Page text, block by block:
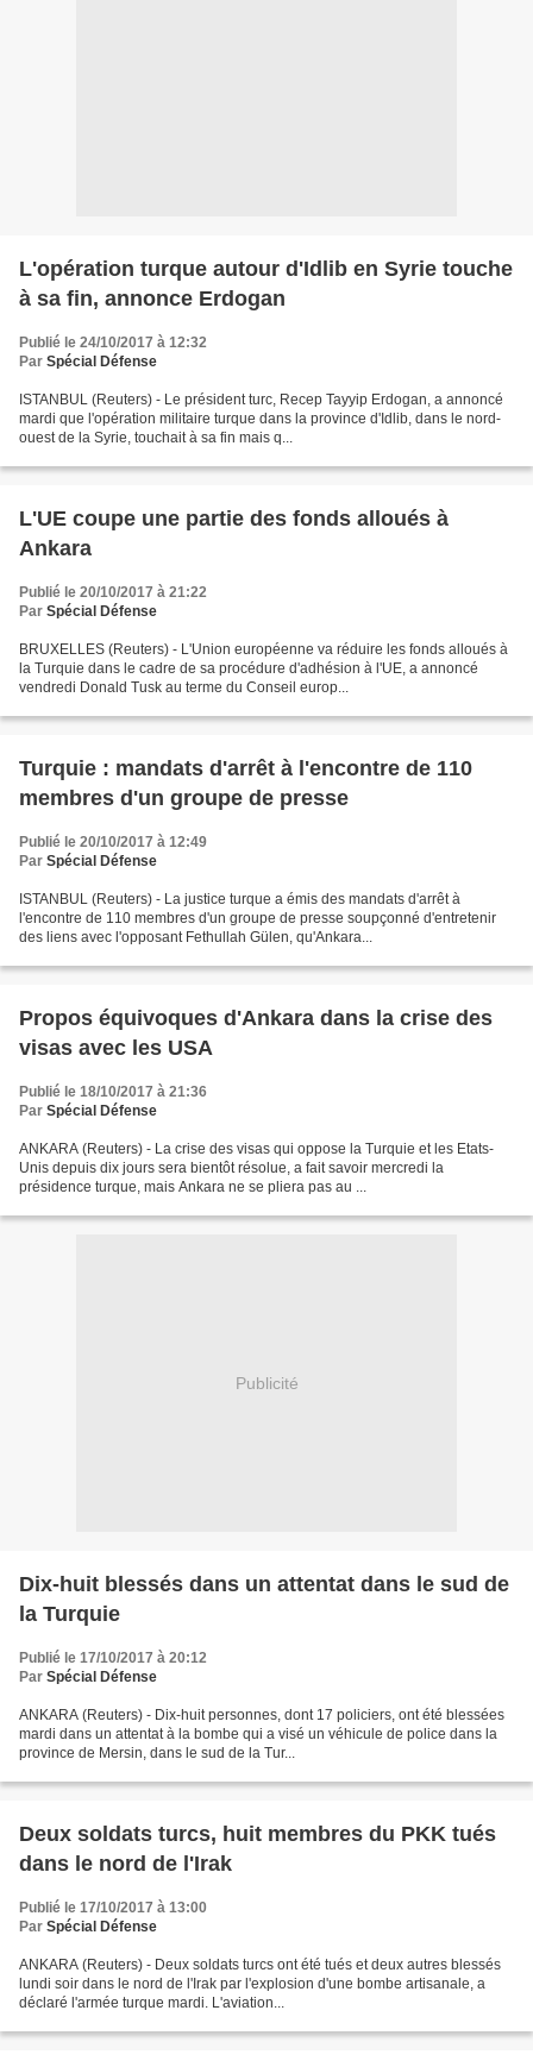
L'opération turque autour d'Idlib en Syrie touche
à sa fin, annonce Erdogan
Publié le 24/10/2017 à 12:32
Par Spécial Défense
ISTANBUL (Reuters) - Le président turc, Recep Tayyip Erdogan, a annoncé
mardi que l'opération militaire turque dans la province d'Idlib, dans le nord-
ouest de la Syrie, touchait à sa fin mais q...
L'UE coupe une partie des fonds alloués à
Ankara
Publié le 20/10/2017 à 21:22
Par Spécial Défense
BRUXELLES (Reuters) - L'Union européenne va réduire les fonds alloués à
la Turquie dans le cadre de sa procédure d'adhésion à l'UE, a annoncé
vendredi Donald Tusk au terme du Conseil europ...
Turquie : mandats d'arrêt à l'encontre de 110
membres d'un groupe de presse
Publié le 20/10/2017 à 12:49
Par Spécial Défense
ISTANBUL (Reuters) - La justice turque a émis des mandats d'arrêt à
l'encontre de 110 membres d'un groupe de presse soupçonné d'entretenir
des liens avec l'opposant Fethullah Gülen, qu'Ankara...
Propos équivoques d'Ankara dans la crise des
visas avec les USA
Publié le 18/10/2017 à 21:36
Par Spécial Défense
ANKARA (Reuters) - La crise des visas qui oppose la Turquie et les Etats-
Unis depuis dix jours sera bientôt résolue, a fait savoir mercredi la
présidence turque, mais Ankara ne se pliera pas au ...
Publicité
Dix-huit blessés dans un attentat dans le sud de
la Turquie
Publié le 17/10/2017 à 20:12
Par Spécial Défense
ANKARA (Reuters) - Dix-huit personnes, dont 17 policiers, ont été blessées
mardi dans un attentat à la bombe qui a visé un véhicule de police dans la
province de Mersin, dans le sud de la Tur...
Deux soldats turcs, huit membres du PKK tués
dans le nord de l'Irak
Publié le 17/10/2017 à 13:00
Par Spécial Défense
ANKARA (Reuters) - Deux soldats turcs ont été tués et deux autres blessés
lundi soir dans le nord de l'Irak par l'explosion d'une bombe artisanale, a
déclaré l'armée turque mardi. L'aviation...